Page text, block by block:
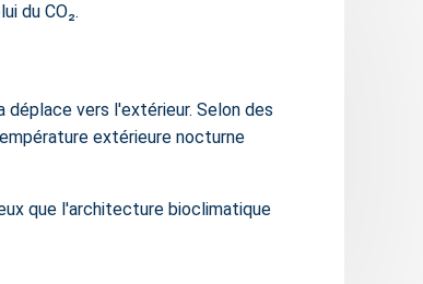
du CO₂.
vers l'extérieur. Selon des
extérieure nocturne
que l'architecture bioclimatique